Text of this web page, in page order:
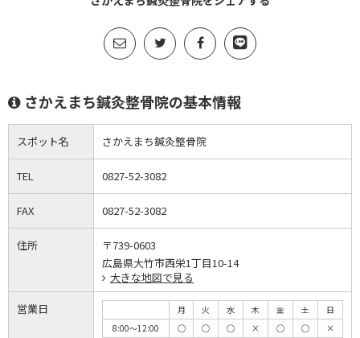
さかえまち鍼灸整骨院の基本情報
スポット名 さかえまち鍼灸整骨院
TEL 0827-52-3082
FAX 0827-52-3082
住所
〒739-0603
広島県大竹市西栄1丁目10-14
大きな地図で見る
営業日 月 火 水 木 金 土
日
8:00～12:00
◯ ◯ ◯ × ◯ ◯
×